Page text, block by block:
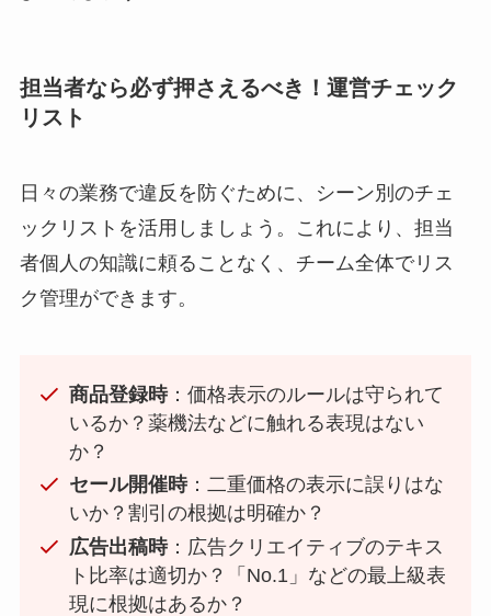
担当者なら必ず押さえるべき！運営チェック
リスト
日々の業務で違反を防ぐために、シーン別のチェ
ックリストを活用しましょう。これにより、担当
者個人の知識に頼ることなく、チーム全体でリス
ク管理ができます。
商品登録時：価格表示のルールは守られて
いるか？薬機法などに触れる表現はない
か？
セール開催時：二重価格の表示に誤りはな
いか？割引の根拠は明確か？
広告出稿時：広告クリエイティブのテキス
ト比率は適切か？「No.1」などの最上級表
現に根拠はあるか？